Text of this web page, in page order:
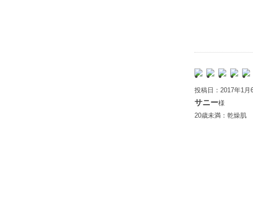
投稿日：2017年1月
サニー様
20歳未満：乾燥肌